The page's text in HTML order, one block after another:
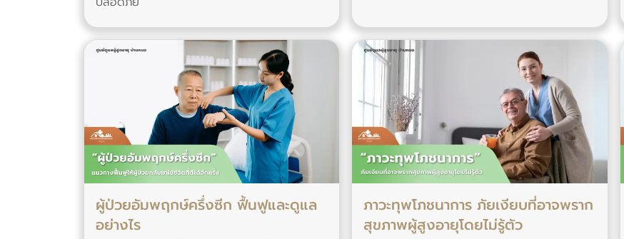
ผู้ป่วยอัมพฤกษ์ครึ่งซีก ฟื้นฟูและดูแล
อย่างไร
ภาวะทุพโภชนาการ ภัยเงียบที่อาจพราก
สุขภาพผู้สูงอายุโดยไม่รู้ตัว